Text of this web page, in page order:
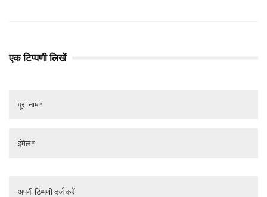
एक टिप्पणी लिखें